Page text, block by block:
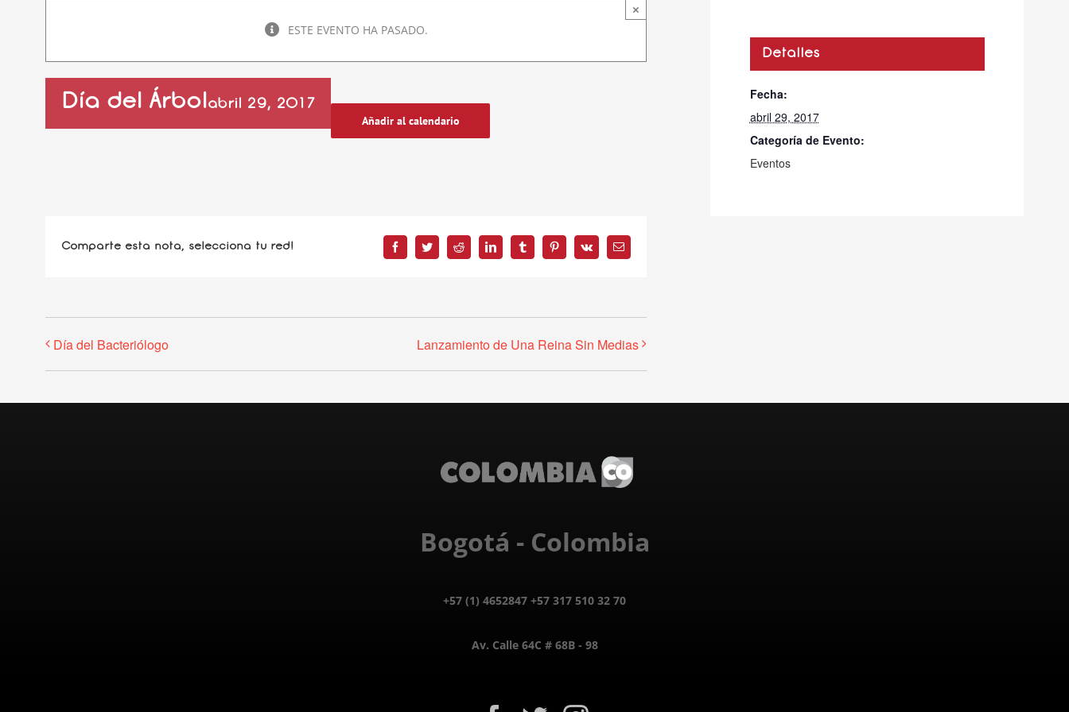
ESTE EVENTO HA PASADO.
×
Día del Árbolabril 29, 2017
Añadir al calendario
Comparte esta nota, selecciona tu red! FacebookTwitterReddit LinkedInTumblrPinterest
Vk
Correo
electrónico
Día del Bacteriólogo Lanzamiento de Una Reina Sin Medias
Detalles
Fecha:
abril 29, 2017
Categoría de Evento:
Eventos
Bogotá - Colombia
+57 (1) 4652847 +57 317 510 32 70
Av. Calle 64C # 68B - 98